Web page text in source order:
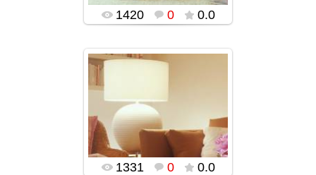
1420 0 0.0
05.01.2016
popularsge
1331 0 0.0